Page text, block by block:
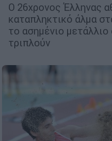
Ο 26χρονος Έλληνας
καταπληκτικό άλμα
το ασημένιο
τριπλούν